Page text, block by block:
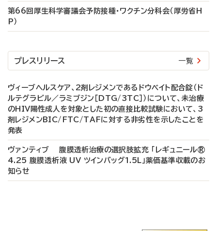
第66回厚生科学審議会予防接種・ワクチン分科会（厚労省H
P）
プレスリリース 一覧
ヴィーブヘルスケア、2剤レジメンであるドウベイト配合錠（ド
ルテグラビル／ラミブジン［DTG/3TC］）について、未治療
のHIV陽性成人を対象とした初の直接比較試験において、3
剤レジメンBIC/FTC/TAFに対する非劣性を示したことを
発表
ヴァンティブ 腹膜透析治療の選択肢拡充 「レギュニール®
4.25 腹膜透析液 UV ツインバッグ1.5L」薬価基準収載のお
知らせ